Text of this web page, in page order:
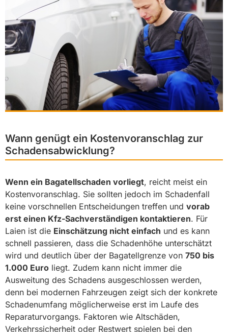
Wann genügt ein Kostenvoranschlag zur
Schadensabwicklung?
Wenn ein Bagatellschaden vorliegt, reicht meist ein
Kostenvoranschlag. Sie sollten jedoch im Schadenfall
keine vorschnellen Entscheidungen treffen und vorab
erst einen Kfz-Sachverständigen kontaktieren. Für
Laien ist die Einschätzung nicht einfach und es kann
schnell passieren, dass die Schadenhöhe unterschätzt
wird und deutlich über der Bagatellgrenze von 750 bis
1.000 Euro liegt. Zudem kann nicht immer die
Ausweitung des Schadens ausgeschlossen werden,
denn bei modernen Fahrzeugen zeigt sich der konkrete
Schadenumfang möglicherweise erst im Laufe des
Reparaturvorgangs. Faktoren wie Altschäden,
Verkehrssicherheit oder Restwert spielen bei den